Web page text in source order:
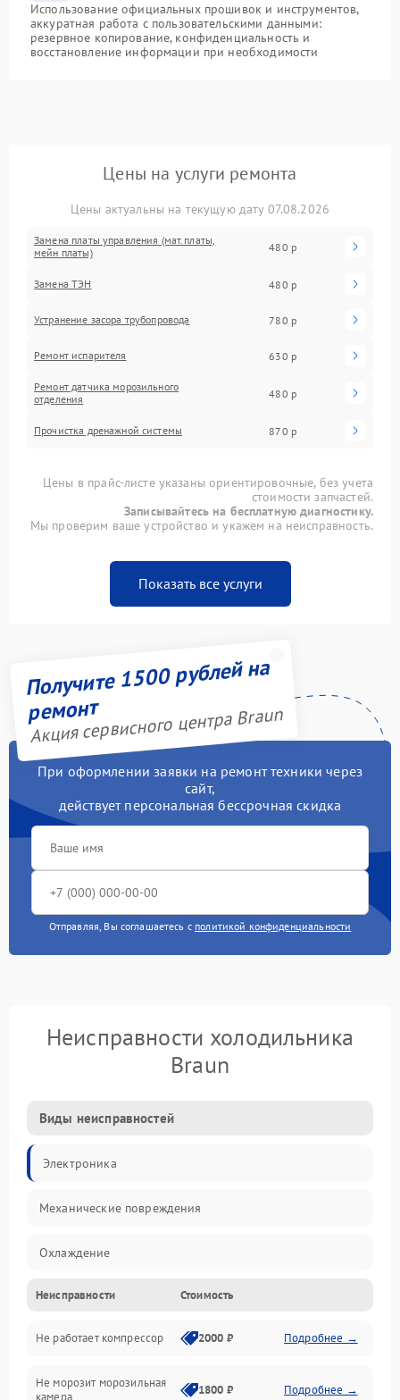
Использование официальных прошивок и инструментов,
аккуратная работа с пользовательскими данными:
резервное копирование, конфиденциальность и
восстановление информации при необходимости
Цены на услуги ремонта
Цены актуальны на текущую дату 07.08.2026
Замена платы управления (мат.платы,
мейн платы)
480 р
Замена ТЭН 480 р
Устранение засора трубопровода 780 р
Ремонт испарителя 630 р
Ремонт датчика морозильного
отделения
480 р
Прочистка дренажной системы 870 р
Цены в прайс-листе указаны ориентировочные, без учета
стоимости запчастей.
Записывайтесь на бесплатную диагностику.
Мы проверим ваше устройство и укажем на неисправность.
Показать все услуги
Получите 1500 рублей на
ремонт
Акция сервисного центра Braun
При оформлении заявки на ремонт техники через
сайт,
действует персональная бессрочная скидка
Отправляя, Вы соглашаетесь с политикой конфиденциальности
Неисправности холодильника
Braun
Виды неисправностей
Электроника
Механические повреждения
Охлаждение
Механика
Электропитание
Дренаж
Неисправности Стоимость
Не работает компрессор 2000 ₽ Подробнее →
Не морозит морозильная
камера
1800 ₽ Подробнее →